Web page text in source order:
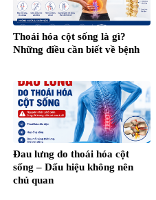
Thoái hóa cột sống là gì?
Những điều cần biết về bệnh
Đau lưng do thoái hóa cột
sống – Dấu hiệu không nên
chủ quan